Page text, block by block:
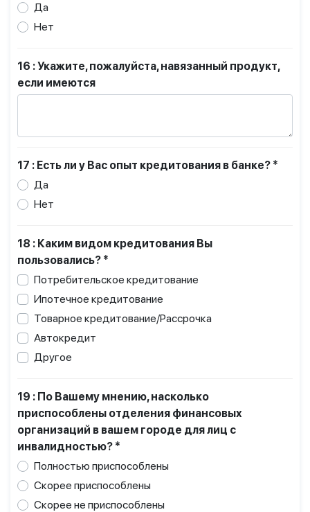
Да
Нет
16 : Укажите, пожалуйста, навязанный продукт,
если имеются
17 : Есть ли у Вас опыт кредитования в банке? *
Да
Нет
18 : Каким видом кредитования Вы
пользовались? *
Потребительское кредитование
Ипотечное кредитование
Товарное кредитование/Рассрочка
Автокредит
Другое
19 : По Вашему мнению, насколько
приспособлены отделения финансовых
организаций в вашем городе для лиц с
инвалидностью? *
Полностью приспособлены
Скорее приспособлены
Скорее не приспособлены